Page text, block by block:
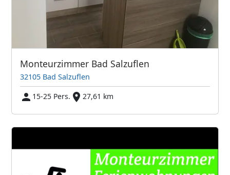
Monteurzimmer Bad Salzuflen
32105 Bad Salzuflen
15-25 Pers.
27,61 km